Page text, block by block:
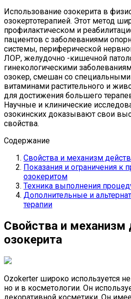
Использование озокерита в
озокертотерапией. Этот метод
профилактическом и
пациентов с заболеваниями
системы, периферической
ЛОР, желудочно -кишечной
гинекологическими
озокер, смешан со
витаминами растительного и
для достижения большего
Научные и клинические
озокинских доказывают свои
свойства.
Содержание
Свойства и механизм
Показания и ограничения к
озокеритом
Техника выполнения
Дополнительные и
терапии
Свойства и механизм
озокерита
Ozokerter широко используется
но и в косметологии. Он
декоративной косметики. Он